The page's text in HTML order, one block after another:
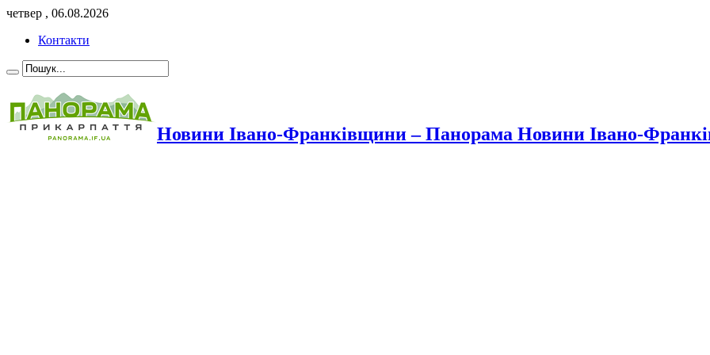
четвер , 06.08.2026
Контакти
Новини Івано-Франківщини – Панорама Новини Івано-